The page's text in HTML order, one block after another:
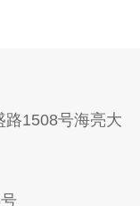
路1508号海亮大